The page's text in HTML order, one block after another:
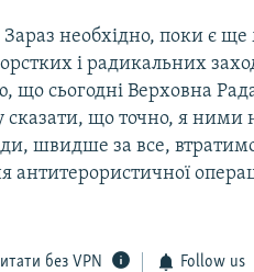
Зараз необхідно, поки є
і радикальних
що сьогодні Верховна
що точно, я ними
швидше за все,
без VPN Follow us